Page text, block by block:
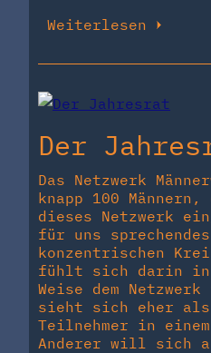
Weiterlesen
Der
Das Netzwerk
knapp 100
dieses Netzwerk
für uns
konzentrischen
fühlt sich darin in
Weise dem
sieht sich eher als
Teilnehmer in
Anderer will sich